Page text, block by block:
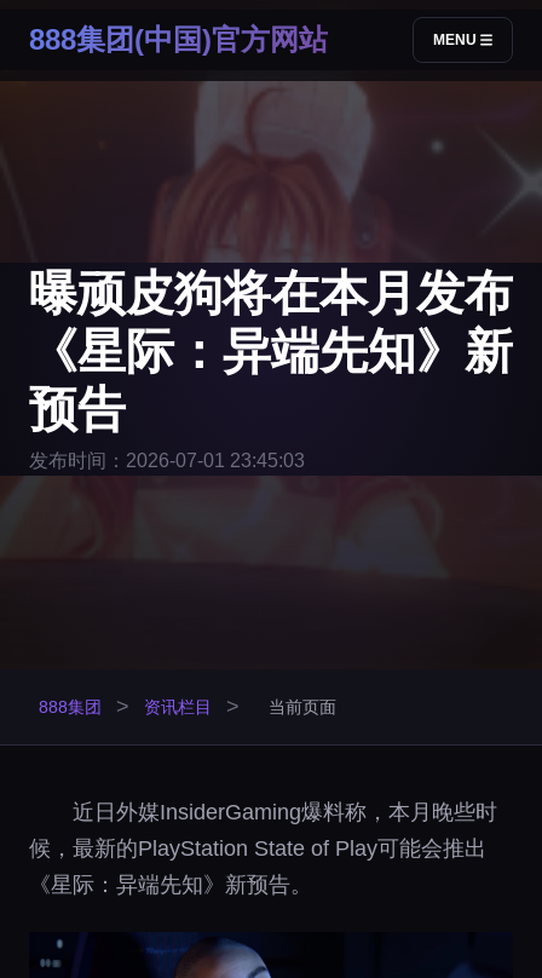
888集团(中国)官方网站 MENU
曝顽皮狗将在本月发布
《星际：异端先知》新
预告
发布时间：2026-07-01 23:45:03
888集团 > 资讯栏目 > 当前页面
近日外媒InsiderGaming爆料称，本月晚些时
候，最新的PlayStation State of Play可能会推出
《星际：异端先知》新预告。